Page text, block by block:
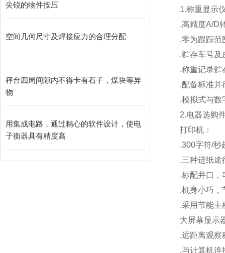
尖锐的物件按压
空间几何尺寸及焊接应力的合理分配
秤台四周间隙内不得卡有石子，煤块等异
物
用集成电路，通过精心的软件设计，使电
子衡器具有精度高
1.称重显示
.高精度A/D
.零为跟踪范
.贮存车号及
.称重记录贮
.配备标准并
.模拟式与数
2.电器选购
打印机：
.300字符/秒
.三种进纸途
.标配并口，
.机身小巧，
.采用节能主
大屏幕显示
.远距离观察
.与计算机连